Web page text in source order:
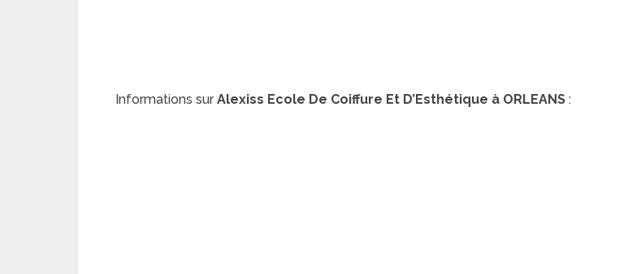
Informations sur Alexiss Ecole De Coiffure Et D’Esthétique à ORLEANS :